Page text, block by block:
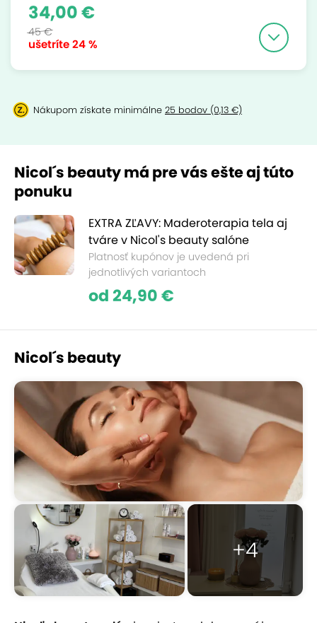
ušetríte24 %
34,00 €
45 €
Nákupom získate minimálne 25 bodov (0,13 €)
Nicol´s beauty má pre vás ešte aj túto
ponuku
EXTRA ZĽAVY: Maderoterapia tela aj
tváre v Nicol's beauty salóne
Platnosť kupónov je uvedená pri
jednotlivých variantoch
od 24,90 €
Nicol´s beauty
+4